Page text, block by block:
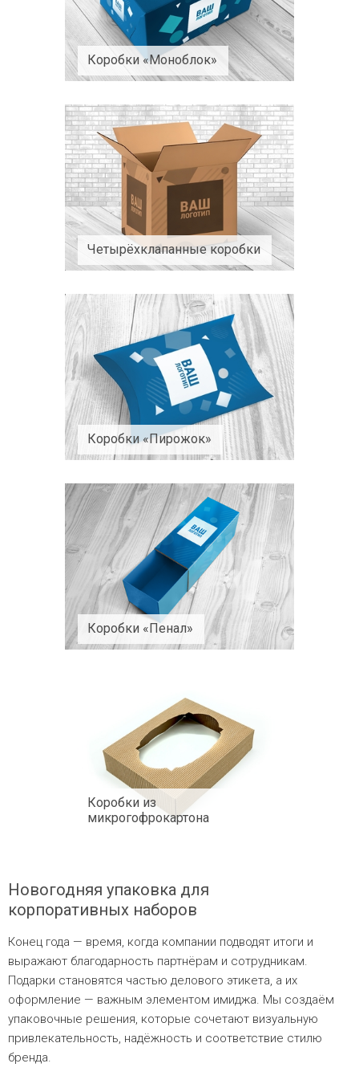
Коробки «Моноблок»
Четырёхклапанные коробки
Коробки «Пирожок»
Коробки «Пенал»
Коробки из
микрогофрокартона
Новогодняя упаковка для
корпоративных наборов
Конец года — время, когда компании подводят итоги и
выражают благодарность партнёрам и сотрудникам.
Подарки становятся частью делового этикета, а их
оформление — важным элементом имиджа. Мы создаём
упаковочные решения, которые сочетают визуальную
привлекательность, надёжность и соответствие стилю
бренда.